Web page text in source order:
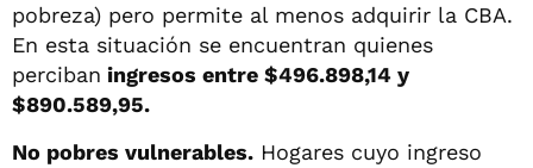
pobreza) pero permite al menos adquirir la CBA.
En esta situación se encuentran quienes
perciban ingresos entre $496.898,14 y
$890.589,95.
No pobres vulnerables. Hogares cuyo ingreso